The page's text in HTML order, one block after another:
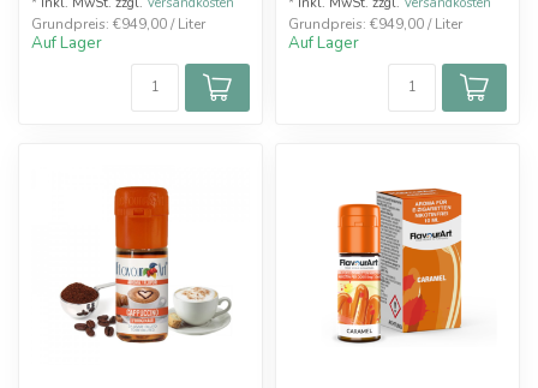
Grundpreis: €949,00 / Liter
Auf Lager
Grundpreis: €949,00 / Liter
Auf Lager